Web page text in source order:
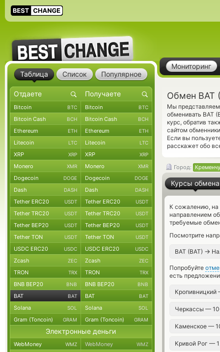
Мониторинг
Обмен BAT
Мы представляем
обменивать BAT
курс, обратив
сайтом
Если вы
расскажет обо
Город:
Курсы обмена
К сожалению, на
направлением
требуемые
Посмотрите
BAT (BAT) →
Попробуйте
есть
Черкассы —
Каменское —
Кривой Рог —
Таблица Список Популярное
Bitcoin BTC Bitcoin BTC
Bitcoin Cash BCH Bitcoin Cash BCH
Ethereum ETH Ethereum ETH
Litecoin LTC Litecoin LTC
XRP XRP XRP XRP
Monero XMR Monero XMR
Dogecoin DOGE Dogecoin DOGE
Dash DASH Dash DASH
Tether ERC20 USDT Tether ERC20 USDT
Tether TRC20 USDT Tether TRC20 USDT
Tether BEP20 USDT Tether BEP20 USDT
Tether TON USDT Tether TON USDT
USDC ERC20 USDC USDC ERC20 USDC
Zcash ZEC Zcash ZEC
TRON TRX TRON TRX
BNB BEP20 BNB BNB BEP20 BNB
BAT BAT BAT BAT
Solana SOL Solana SOL
Gram (Toncoin) GRAM Gram (Toncoin) GRAM
Электронные деньги
WebMoney WMZ WebMoney WMZ